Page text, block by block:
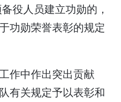
役人员建立功勋的，
功勋荣誉表彰的规定
作中作出突出贡献
有关规定予以表彰和